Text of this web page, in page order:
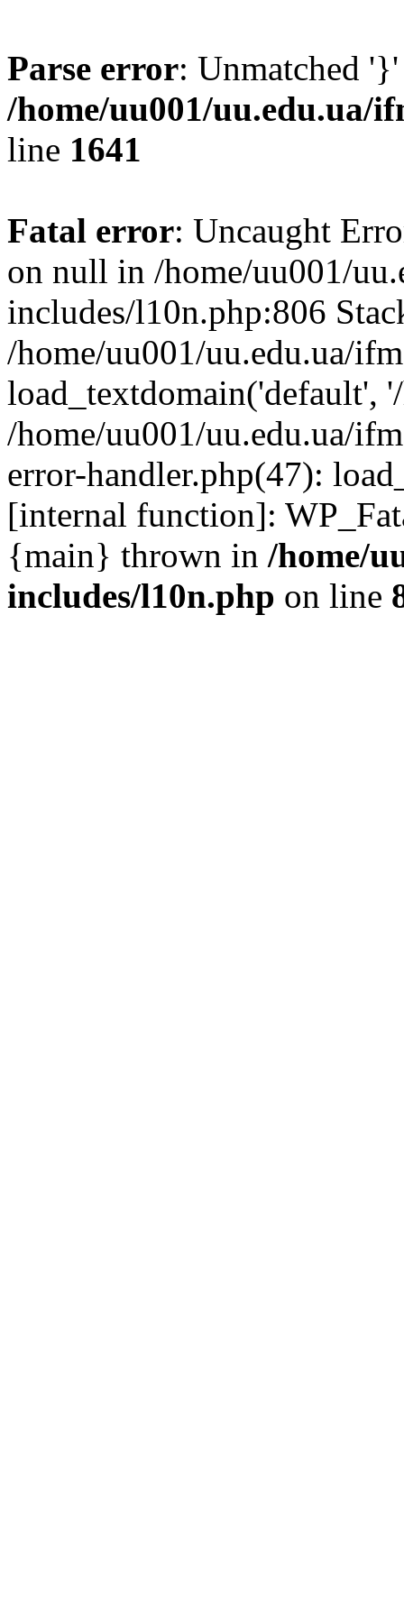
Parse error: Unmatched
/home/uu001/uu.edu.ua/
line 1641
Fatal error: Uncaught
on null in /home/uu001/
includes/l10n.php:806
/home/uu001/uu.edu.ua/
load_textdomain('default',
/home/uu001/uu.edu.ua/
error-handler.php(47):
[internal function]:
{main} thrown in /home/
includes/l10n.php on line